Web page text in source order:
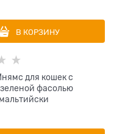
В КОРЗИНУ
для кошек с
фасолью